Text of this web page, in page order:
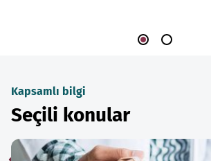
Kapsamlı bilgi
Seçili konular